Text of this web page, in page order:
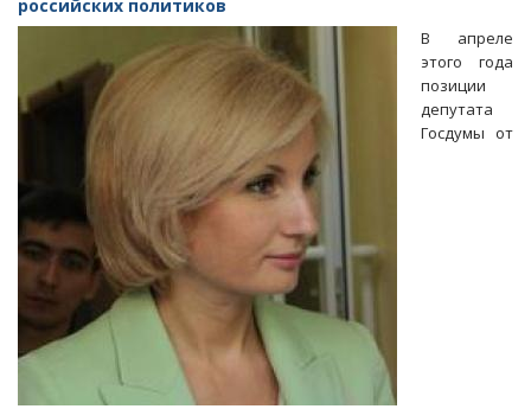
причины
бегства
саратовцев
другие
регионы
российских политиков
В апреле
этого года
позиции
депутата
Госдумы от